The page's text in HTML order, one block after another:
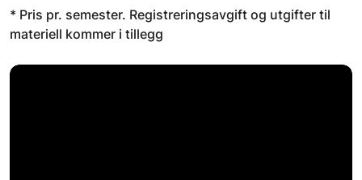
* Pris pr. semester. Registreringsavgift og utgifter til
materiell kommer i tillegg